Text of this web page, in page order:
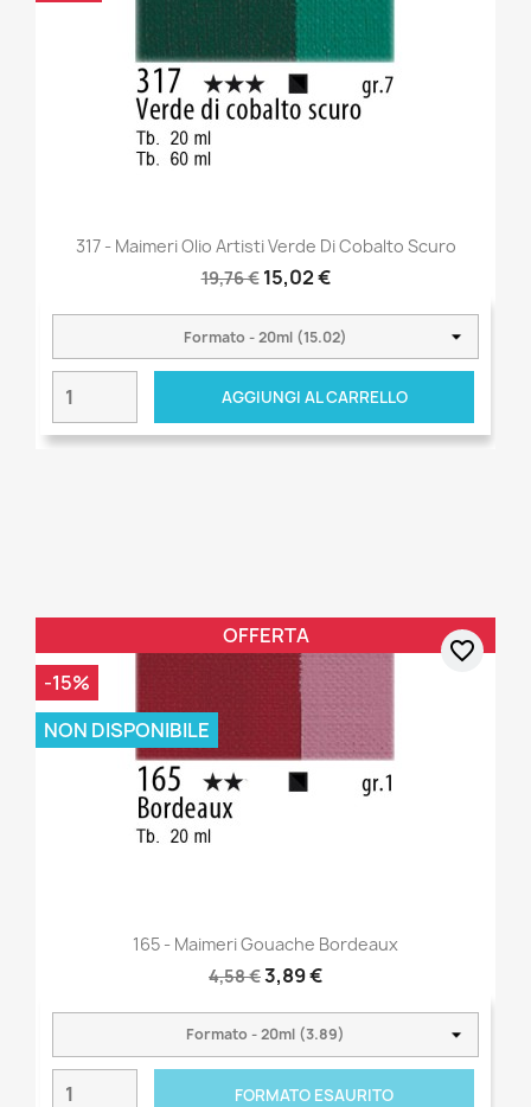
317 - Maimeri Olio Artisti Verde Di Cobalto Scuro
19,76 € 15,02 €
AGGIUNGI AL CARRELLO
165 - Maimeri Gouache Bordeaux
4,58 €3,89 €
FORMATO ESAURITO
OFFERTA
-15%
NON DISPONIBILE
favorite_border